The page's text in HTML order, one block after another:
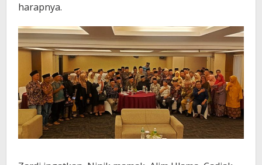
harapnya.